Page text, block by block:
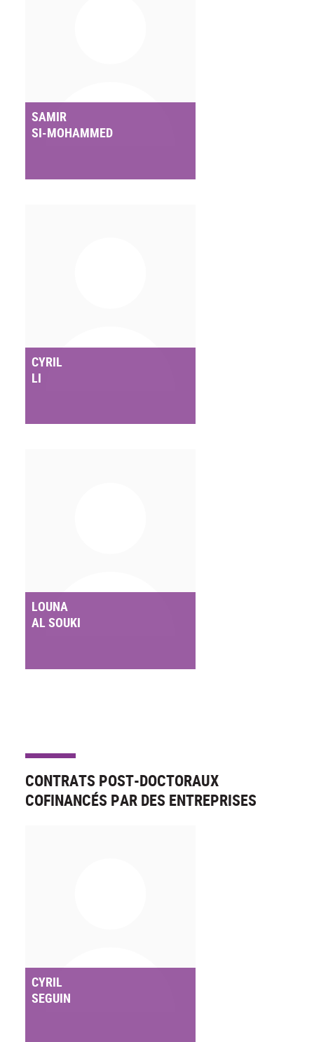
SAMIR
SI-MOHAMMED
CYRIL
LI
LOUNA
AL SOUKI
CONTRATS POST-DOCTORAUX
COFINANCÉS PAR DES ENTREPRISES
CYRIL
SEGUIN